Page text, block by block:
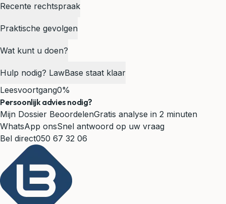
Recente rechtspraak
Praktische gevolgen
Wat kunt u doen?
Hulp nodig? LawBase staat klaar
Leesvoortgang0%
Persoonlijk advies nodig?
Mijn Dossier BeoordelenGratis analyse in 2 minuten
WhatsApp onsSnel antwoord op uw vraag
Bel direct050 67 32 06